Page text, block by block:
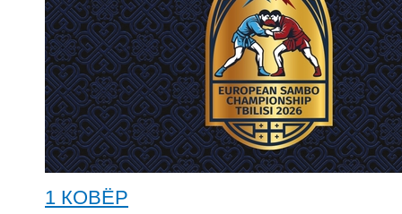
1 КОВЁР